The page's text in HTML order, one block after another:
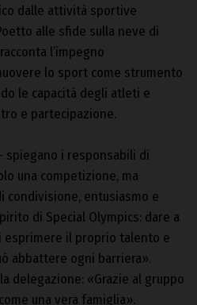
dalle attività sportive
alle sfide sulla neve di
l’impegno
lo sport come strumento
le capacità degli atleti e
e partecipazione.
spiegano i responsabili di
una competizione, ma
entusiasmo e
di Special Olympics: dare a
il proprio talento e
abbattere ogni barriera».
delegazione: «Grazie al gruppo
una vera famiglia».